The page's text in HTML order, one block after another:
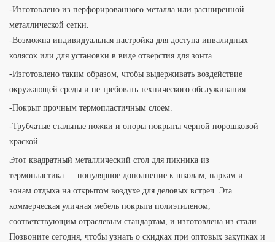
-Изготовлено из перфорированного металла или расширенной
металлической сетки.
-Возможна индивидуальная настройка для доступа инвалидных
колясок или для установки в виде отверстия для зонта.
-Изготовлено таким образом, чтобы выдерживать воздействие
окружающей среды и не требовать технического обслуживания.
-Покрыт прочным термопластичным слоем.
-Трубчатые стальные ножки и опоры покрыты черной порошковой
краской.
Этот квадратный металлический стол для пикника из
термопластика — популярное дополнение к школам, паркам и
зонам отдыха на открытом воздухе для деловых встреч. Эта
коммерческая уличная мебель покрыта полиэтиленом,
соответствующим отраслевым стандартам, и изготовлена ​​из стали.
Позвоните сегодня, чтобы узнать о скидках при оптовых закупках и